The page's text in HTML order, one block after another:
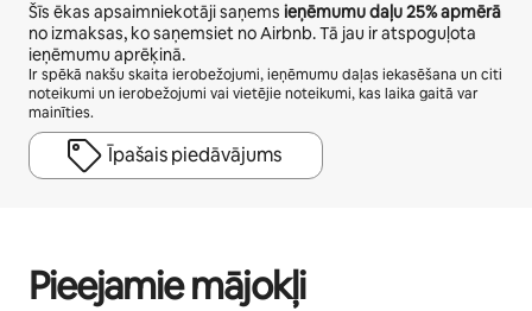
Šīs ēkas apsaimniekotāji saņems ieņēmumu daļu25%apmērā
no izmaksas, ko saņemsiet no Airbnb. Tā jau ir atspoguļota
ieņēmumu aprēķinā.
Ir spēkā nakšu skaita ierobežojumi, ieņēmumu daļas iekasēšana un citi
noteikumi un ierobežojumi vai vietējie noteikumi, kas laika gaitā var
mainīties.
Īpašais piedāvājums
Pieejamie mājokļi